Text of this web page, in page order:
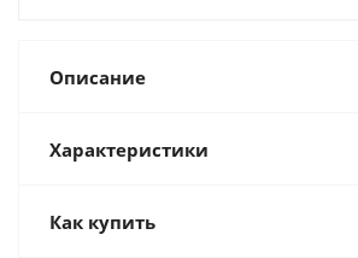
Описание
Характеристики
Как купить